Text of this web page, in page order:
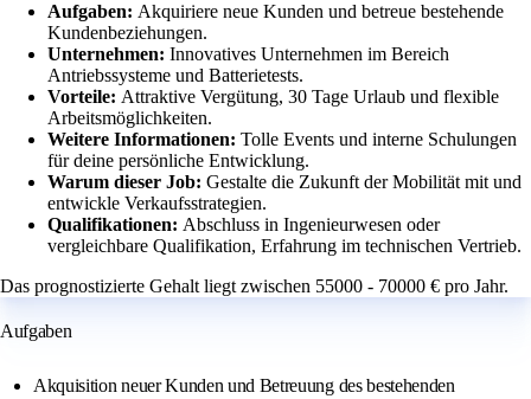
Aufgaben: Akquiriere neue Kunden und betreue bestehende
Kundenbeziehungen.
Unternehmen: Innovatives Unternehmen im Bereich
Antriebssysteme und Batterietests.
Vorteile: Attraktive Vergütung, 30 Tage Urlaub und flexible
Arbeitsmöglichkeiten.
Weitere Informationen: Tolle Events und interne Schulungen
für deine persönliche Entwicklung.
Warum dieser Job: Gestalte die Zukunft der Mobilität mit und
entwickle Verkaufsstrategien.
Qualifikationen: Abschluss in Ingenieurwesen oder
vergleichbare Qualifikation, Erfahrung im technischen Vertrieb.
Das prognostizierte Gehalt liegt zwischen 55000 - 70000 € pro Jahr.
Aufgaben
Akquisition neuer Kunden und Betreuung des bestehenden